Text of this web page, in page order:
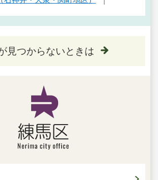
見つからないときは